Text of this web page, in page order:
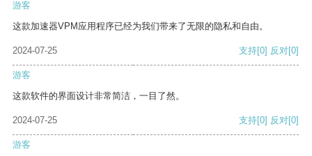
游客
这款加速器VPM应用程序已经为我们带来了无限的隐私和自由。
2024-07-25 支持[0] 反对[0]
游客
这款软件的界面设计非常简洁，一目了然。
2024-07-25 支持[0] 反对[0]
游客